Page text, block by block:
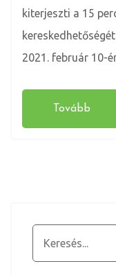
kiterjeszti a 15
2021. február 10-
Tovább